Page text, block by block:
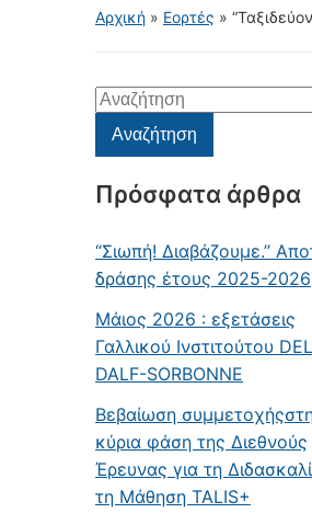
Αρχική » Εορτές »
Αναζήτηση
για:Αναζήτηση
Πρόσφατα άρθρα
“Σιωπή! Διαβάζουμε.”
δράσης έτους 2025-2026
Μάιος 2026 : εξετάσεις
Γαλλικού Ινστιτούτου
DALF-SORBONNE
Βεβαίωση
κύρια φάση της Διεθνούς
Έρευνας για τη
τη Μάθηση TALIS+